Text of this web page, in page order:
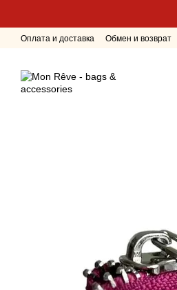
Оплата и доставка Обмен и возврат